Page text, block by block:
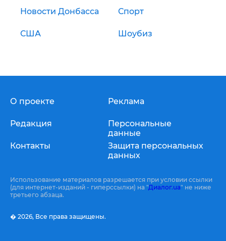
Новости Донбасса Спорт
США Шоубиз
О проекте
Редакция
Контакты
Реклама
Персональные
данные
Защита персональных
данных
Использование материалов разрешается при условии ссылки
(для интернет-изданий - гиперссылки) на "Диалог.ua" не ниже
третьего абзаца.
� 2026, Все права защищены.